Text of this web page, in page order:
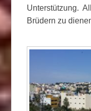
Unterstützung.
Brüdern zu